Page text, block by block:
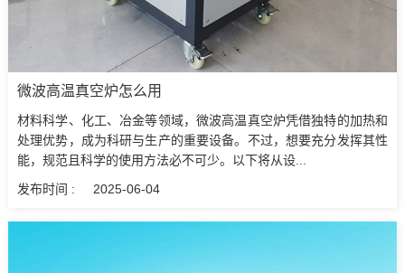
微波高温真空炉怎么用
材料科学、化工、冶金等领域，微波高温真空炉凭借独特的加热和
处理优势，成为科研与生产的重要设备。不过，想要充分发挥其性
能，规范且科学的使用方法必不可少。以下将从设...
发布时间 :
2025-06-04